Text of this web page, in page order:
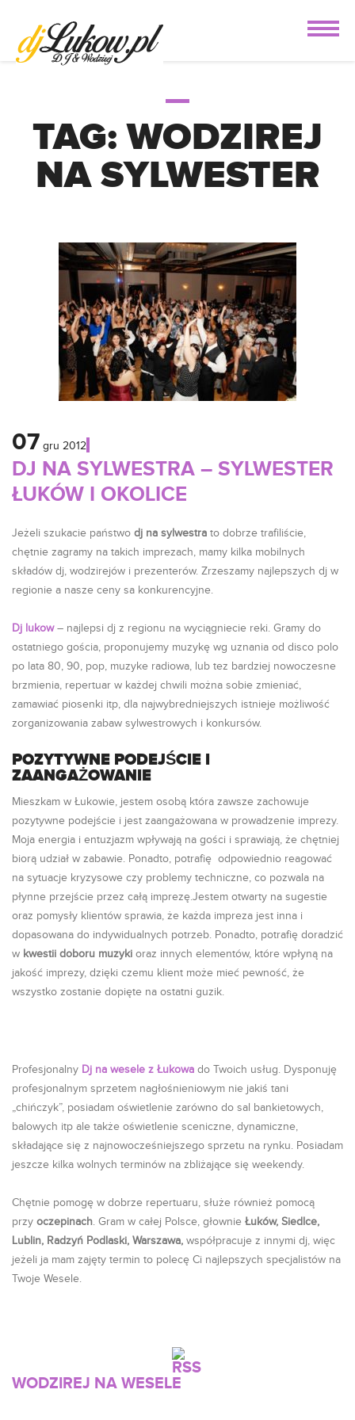
TAG:WODZIREJ
NA SYLWESTER
07 gru 2012
DJ NA SYLWESTRA – SYLWESTER
ŁUKÓW I OKOLICE
Jeżeli szukacie państwo dj na sylwestra to dobrze trafiliście,
chętnie zagramy na takich imprezach, mamy kilka mobilnych
składów dj, wodzirejów i prezenterów. Zrzeszamy najlepszych dj w
regionie a nasze ceny sa konkurencyjne.
Dj lukow– najlepsi dj z regionu na wyciągniecie reki. Gramy do
ostatniego gościa, proponujemy muzykę wg uznania od disco polo
po lata 80, 90, pop, muzyke radiowa, lub tez bardziej nowoczesne
brzmienia, repertuar w każdej chwili można sobie zmieniać,
zamawiać piosenki itp, dla najwybredniejszych istnieje możliwość
zorganizowania zabaw sylwestrowych i konkursów.
POZYTYWNE PODEJŚCIE I
ZAANGAŻOWANIE
Mieszkam w Łukowie, jestem osobą która zawsze zachowuje
pozytywne podejście i jest zaangażowana w prowadzenie imprezy.
Moja energia i entuzjazm wpływają na gości i sprawiają, że chętniej
biorą udział w zabawie. Ponadto, potrafię odpowiednio reagować
na sytuacje kryzysowe czy problemy techniczne, co pozwala na
płynne przejście przez całą imprezę.Jestem otwarty na sugestie
oraz pomysły klientów sprawia, że każda impreza jest inna i
dopasowana do indywidualnych potrzeb. Ponadto, potrafię doradzić
w kwestii doboru muzyki oraz innych elementów, które wpłyną na
jakość imprezy, dzięki czemu klient może mieć pewność, że
wszystko zostanie dopięte na ostatni guzik.
Profesjonalny Dj na wesele z Łukowa do Twoich usług. Dysponuję
profesjonalnym sprzetem nagłośnieniowym nie jakiś tani
„chińczyk”, posiadam oświetlenie zarówno do sal bankietowych,
balowych itp ale także oświetlenie sceniczne, dynamiczne,
składające się z najnowocześniejszego sprzetu na rynku. Posiadam
jeszcze kilka wolnych terminów na zbliżające się weekendy.
Chętnie pomogę w dobrze repertuaru, służe również pomocą
przy oczepinach. Gram w całej Polsce, głownie Łuków, Siedlce,
Lublin, Radzyń Podlaski, Warszawa, współpracuje z innymi dj, więc
jeżeli ja mam zajęty termin to polecę Ci najlepszych specjalistów na
Twoje Wesele.
WODZIREJ NA WESELE